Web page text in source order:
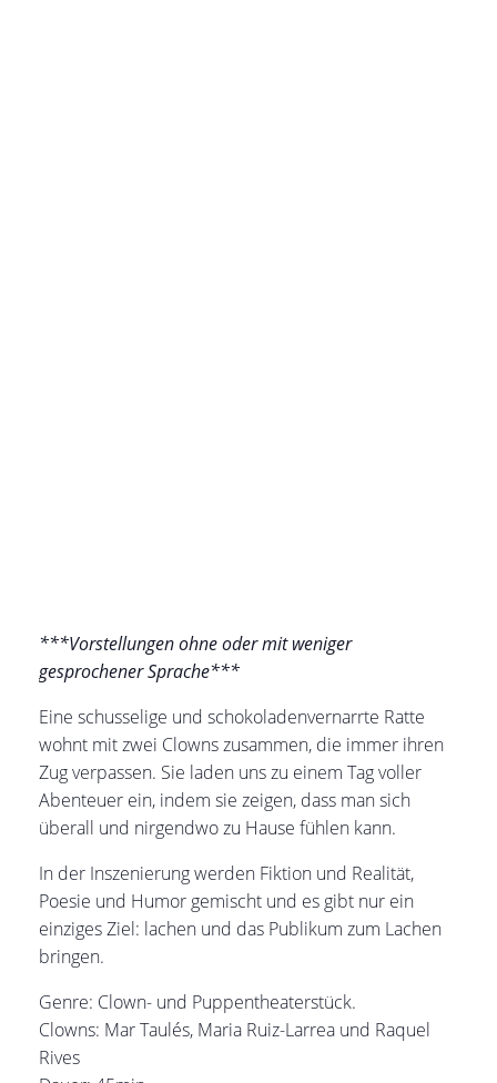
***Vorstellungen ohne oder mit weniger
gesprochener Sprache***
Eine schusselige und schokoladenvernarrte Ratte
wohnt mit zwei Clowns zusammen, die immer ihren
Zug verpassen. Sie laden uns zu einem Tag voller
Abenteuer ein, indem sie zeigen, dass man sich
überall und nirgendwo zu Hause fühlen kann.
In der Inszenierung werden Fiktion und Realität,
Poesie und Humor gemischt und es gibt nur ein
einziges Ziel: lachen und das Publikum zum Lachen
bringen.
Genre: Clown- und Puppentheaterstück.
Clowns: Mar Taulés, Maria Ruiz-Larrea und Raquel
Rives